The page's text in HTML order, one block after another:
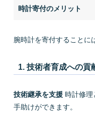
時計寄付のメリット
腕時計を寄付することに
1. 技術者育成への貢
技術継承を支援時計修理
手助けができます。